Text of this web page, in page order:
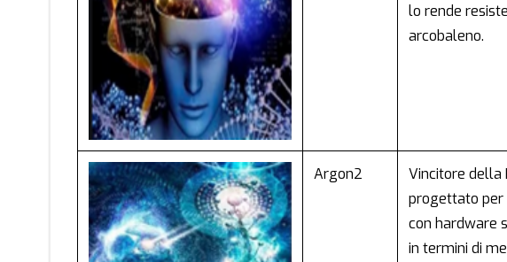
lo rende
arcobaleno.
Argon2
Vincitore della
progettato per
con hardware
in termini di